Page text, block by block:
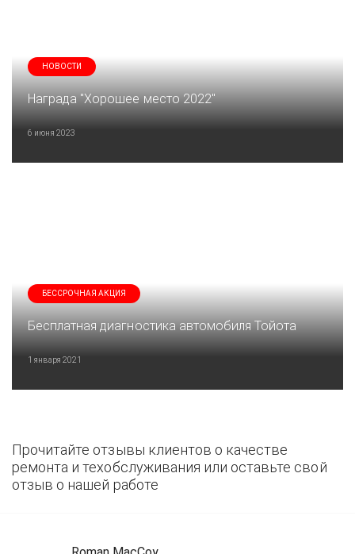
НОВОСТИ
Награда "Хорошее место 2022"
6 июня 2023
БЕССРОЧНАЯ АКЦИЯ
Бесплатная диагностика автомобиля Тойота
1 января 2021
Прочитайте отзывы клиентов о качестве
ремонта и техобслуживания или оставьте свой
отзыв о нашей работе